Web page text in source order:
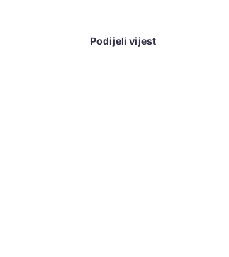
Podijeli vijest